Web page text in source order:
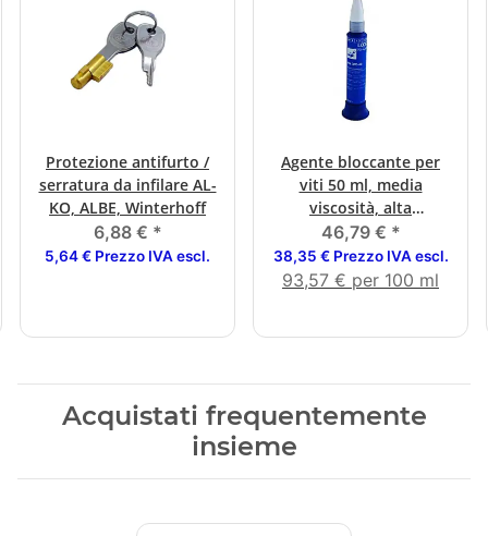
Protezione antifurto /
serratura da infilare AL-
KO, ALBE, Winterhoff
6,88 € *
5,64 € Prezzo IVA escl.
Agente bloccante per
viti 50 ml, media
viscosità, alta
resistenza
46,79 € *
38,35 € Prezzo IVA escl.
93,57 € per 100 ml
Acquistati frequentemente
insieme